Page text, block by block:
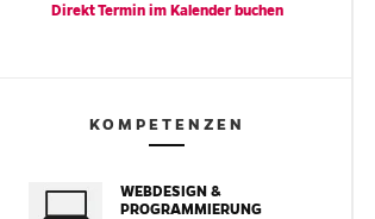
Direkt Termin im Kalenderbuchen
KOMPETENZEN
WEBDESIGN &
PROGRAMMIERUNG